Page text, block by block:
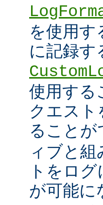
を使用す
に記録す
使用する
クエスト
ることが
ィブと
トをロ
が可能